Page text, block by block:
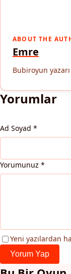
ABOUT THE
Emre
Bubiroyun yazarı
Yorumlar
Ad Soyad *
Yorumunuz *
Yeni yazılardan
Yorum Yap